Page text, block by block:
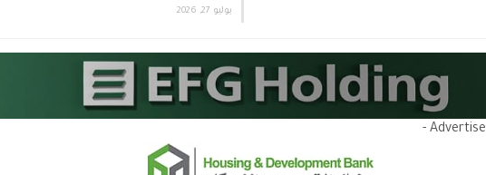
يوليو 27, 2026